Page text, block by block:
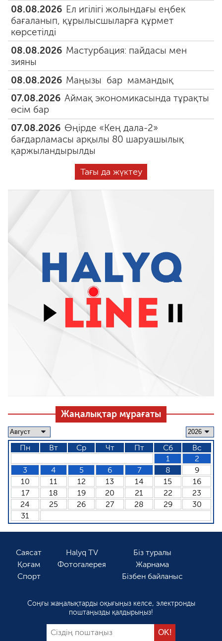
08.08.2026 Ел игілігі жолындағы еңбек
бағаланып, құрылысшыларға құрмет
көрсетілді
08.08.2026 Мастурбация: пайдасы мен
зияны
08.08.2026 Маңызы бар мамандық
07.08.2026 Аймақ экономикасында тұрақты
өсім бар
07.08.2026 Өңірде «Кең дала-2»
бағдарламасы арқылы 80 шаруашылық
қаржыландырылды
Тағы да жүктеу
Жаңалықтар мұрағаты
Пн Вт Ср Чт Пт Сб
Вс
1
2
3
4 5 6 7 8
9
10
11 12 13 14 15
16
17
18 19 20 21 22
23
24
25 26 27 28 29
30
31
Саясат
Қоғам
Спорт
Halyq TV
Фотогалерея
Біз туралы
Жарнама
Бізбен байланыс
Соңғы жаңалықтарды оқығыңыз келсе, электронды
поштаңызды қалдырыңыз!